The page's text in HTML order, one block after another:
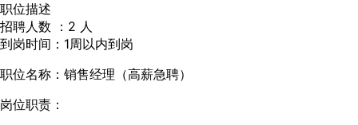
职位描述
招聘人数 ：2 人
到岗时间：1周以内到岗
职位名称：销售经理（高薪急聘）
岗位职责：